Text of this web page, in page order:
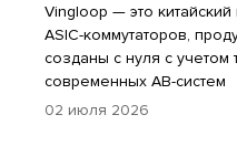
Vingloop — это
ASIC-коммутаторов,
созданы с нуля с учетом
современных АВ-систем
02 июля 2026